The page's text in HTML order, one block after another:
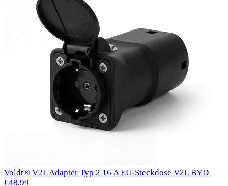
Voldt® V2L Adapter Typ 2 16 A EU-Steckdose V2L BYD
€48,99